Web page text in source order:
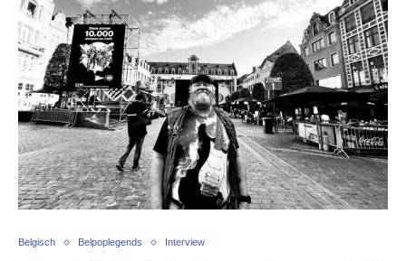
Belgisch Belpoplegends Interview